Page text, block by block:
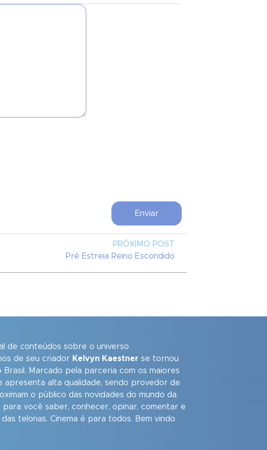
PRÓXIMO POST
Pré Estreia Reino Escondido
de conteúdos sobre o universo
de seu criador Kelvyn Kaestner se tornou
Marcado pela parceria com os maiores
apresenta alta qualidade, sendo provedor de
o público das novidades do mundo da
você saber, conhecer, opinar, comentar e
telonas. Cinema é para todos. Bem vindo